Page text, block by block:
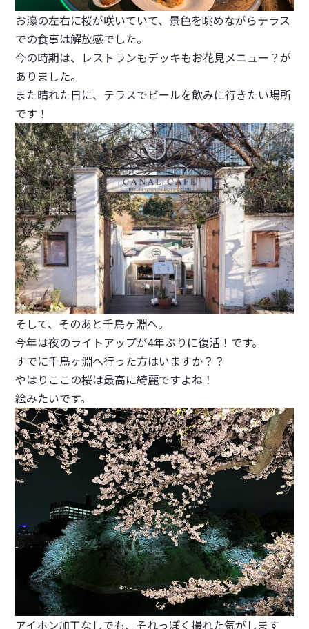
お濠の左右に桜が咲いていて、景色を眺めながらテラス
での食事は解放感でした。
今の時期は、レストランもデッキもお花見メニュー？が
ありました。
また晴れた日に、テラスでビールを飲みに行きたい場所
です！
そして、そのあと千鳥ヶ淵へ。
今年は夜のライトアップが4年ぶりに復活！です。
すでに千鳥ヶ淵へ行った方はいますか？？
やはりここの桜は最高に綺麗ですよね！
絵みたいです。
アイホン加工なしでも、それっぽく撮れた気がします